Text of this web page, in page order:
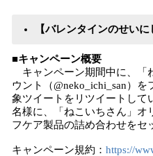
【バレンタインのせい
■キャンペーン概要
キャンペーン期間中に、「
ウント（@neko_ichi_san）
象ツイートをリツイートして
名様に、「ねこいちさん」オ
フケア製品の詰め合わせをセ
キャンペーン規約： https://